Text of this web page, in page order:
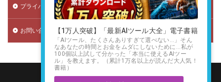
プライバシーポリシー（個人情報保護方針）
お問い合わせ